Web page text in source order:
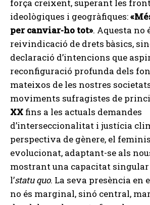
força creixent, superant les
ideològiques i geogràfiques:
per canviar-ho tot». Aquesta no
reivindicació de drets bàsics,
declaració d’intencions que
reconfiguració profunda dels
mateixos de les nostres
moviments sufragistes de
XX fins a les actuals demandes
d’interseccionalitat i justícia
perspectiva de gènere, el
evolucionat, adaptant-se als
mostrant una capacitat
l’statu quo. La seva presència en
no és marginal, sinó central,